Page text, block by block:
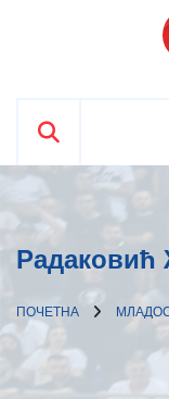
ПОЧЕТНА